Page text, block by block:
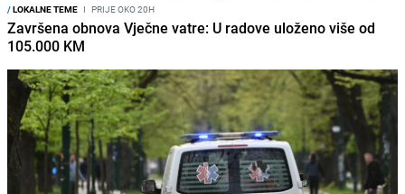
/LOKALNE TEME I PRIJE OKO 20H
Završena obnova Vječne vatre: U radove uloženo više od
105.000 KM